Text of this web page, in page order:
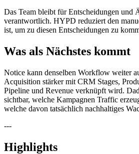
Das Team bleibt für Entscheidungen und
verantwortlich. HYPD reduziert den
ist, um zu diesen Entscheidungen zu
Was als Nächstes kommt
Notice kann denselben Workflow weiter
Acquisition stärker mit CRM Stages,
Pipeline und Revenue verknüpft wird.
sichtbar, welche Kampagnen Traffic
welche davon tatsächlich nachhaltiges
---
Highlights